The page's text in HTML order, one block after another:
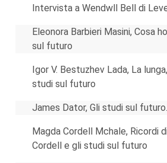
Intervista a Wendwll Bell di
Eleonora Barbieri Masini, Cosa
sul futuro
Igor V. Bestuzhev Lada, La
studi sul futuro
James Dator, Gli studi sul
Magda Cordell Mchale, Ricordi
Cordell e gli studi sul futuro